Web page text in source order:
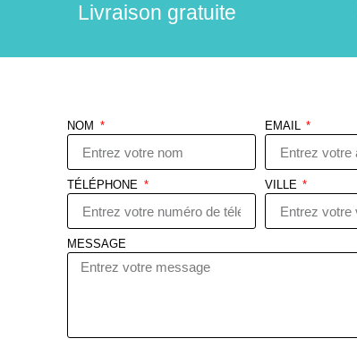
Livraison gratuite
NOM EMAIL
TÉLÉPHONE VILLE
MESSAGE